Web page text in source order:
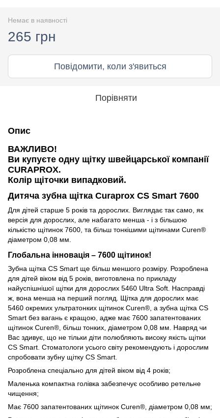
Немає в наявності
265 грн
Повідомити, коли з'явиться
Порівняти
Опис
ВАЖЛИВО!
Ви купуєте одну щітку швейцарської компанії
CURAPROX.
Колір щіточки випадковий.
Дитяча зубна щітка Curaprox CS Smart 7600
Для дітей старше 5 років та дорослих. Виглядає так само, як
версія для дорослих, але набагато менша - і з більшою
кількістю щітинок 7600, та більш тонкішими щітинами Curen®
діаметром 0,08 мм.
Глобальна інновація – 7600 щітинок!
Зубна щітка CS Smart ще більш меншого розміру. Розроблена
для дітей віком від 5 років, виготовлена по прикладу
найуспішнішої щітки для дорослих 5460 Ultra Soft. Насправді
ж, вона менша на перший погляд. Щітка для дорослих має
5460 окремих ультратонких щітинок Curen®, а зубна щітка CS
Smart без вагань є кращою, адже має 7600 запатентованих
щітинок Curen®, більш тонких, діаметром 0,08 мм. Навряд чи
Вас здивує, що не тільки діти полюбляють високу якість щітки
CS Smart. Стоматологи усього світу рекомендують і дорослим
спробовати зубну щітку CS Smart.
Розроблена спеціально для дітей віком від 4 років;
Маленька компактна голівка забезпечує особливо ретельне
чищення;
Має 7600 запатентованих щітинок Curen®, діаметром 0,08 мм;